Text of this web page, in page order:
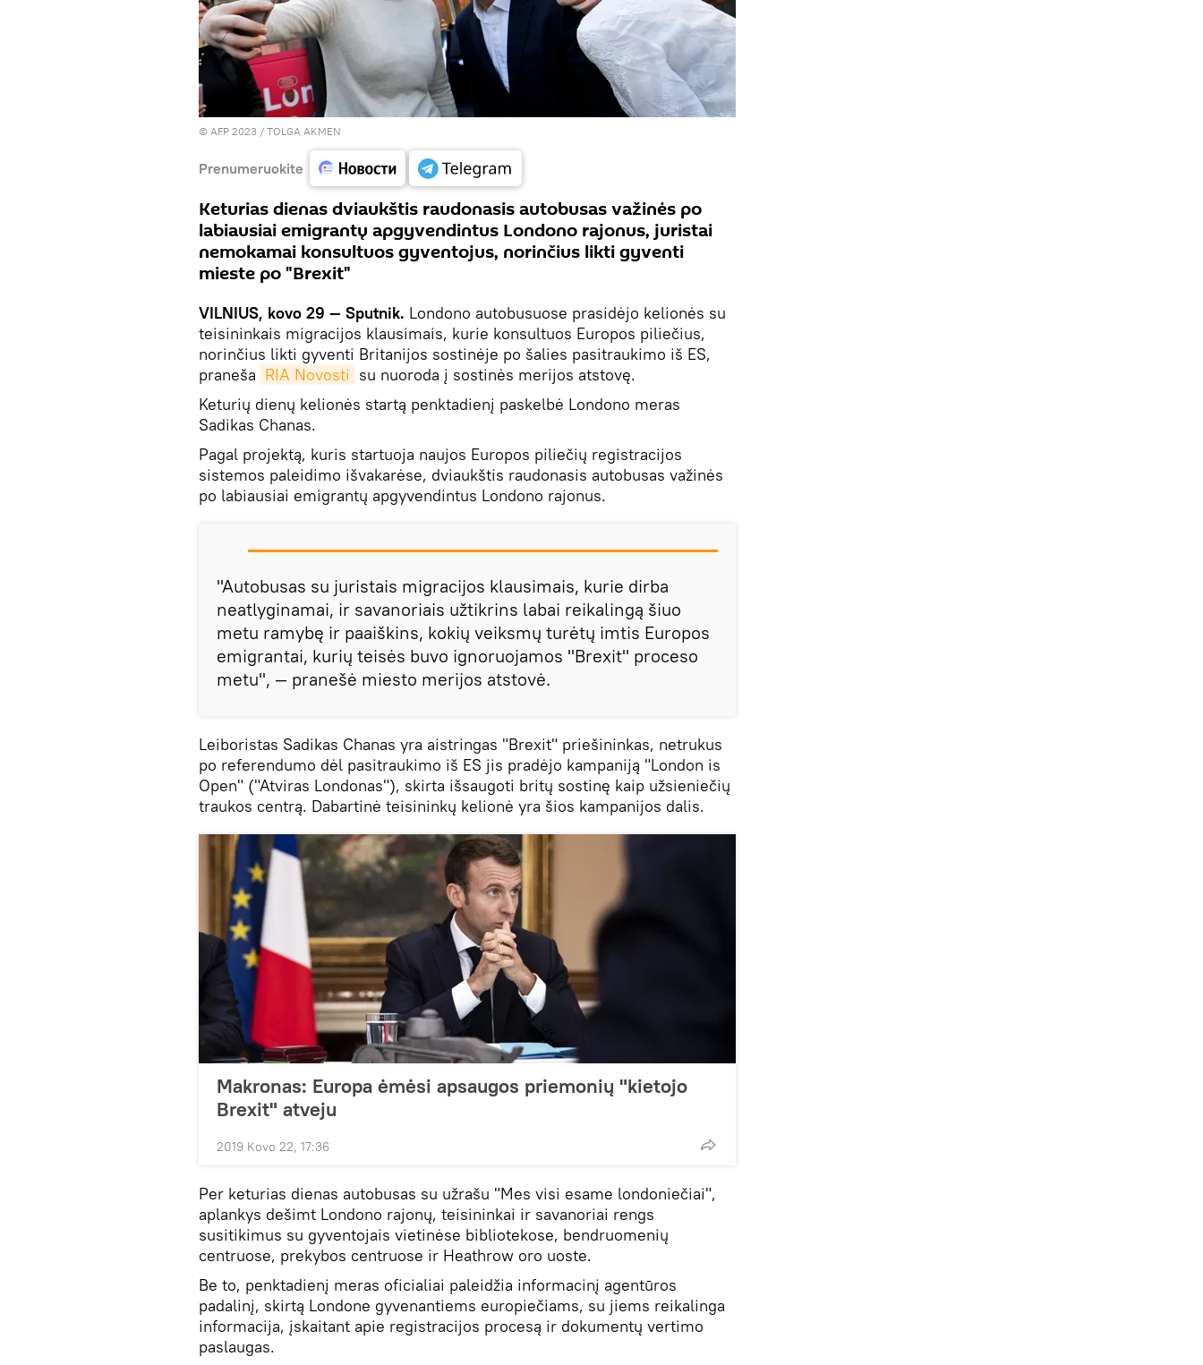
© AFP 2023 / TOLGA AKMEN
Prenumeruokite
Keturias dienas dviaukštis raudonasis autobusas važinės po
labiausiai emigrantų apgyvendintus Londono rajonus, juristai
nemokamai konsultuos gyventojus, norinčius likti gyventi
mieste po "Brexit"
VILNIUS, kovo 29 — Sputnik. Londono autobusuose prasidėjo kelionės su
teisininkais migracijos klausimais, kurie konsultuos Europos piliečius,
norinčius likti gyventi Britanijos sostinėje po šalies pasitraukimo iš ES,
praneša RIA Novosti su nuoroda į sostinės merijos atstovę.
Keturių dienų kelionės startą penktadienį paskelbė Londono meras
Sadikas Chanas.
Pagal projektą, kuris startuoja naujos Europos piliečių registracijos
sistemos paleidimo išvakarėse, dviaukštis raudonasis autobusas važinės
po labiausiai emigrantų apgyvendintus Londono rajonus.
"Autobusas su juristais migracijos klausimais, kurie dirba
neatlyginamai, ir savanoriais užtikrins labai reikalingą šiuo
metu ramybę ir paaiškins, kokių veiksmų turėtų imtis Europos
emigrantai, kurių teisės buvo ignoruojamos "Brexit" proceso
metu", — pranešė miesto merijos atstovė.
Leiboristas Sadikas Chanas yra aistringas "Brexit" priešininkas, netrukus
po referendumo dėl pasitraukimo iš ES jis pradėjo kampaniją "London is
Open" ("Atviras Londonas"), skirta išsaugoti britų sostinę kaip užsieniečių
traukos centrą. Dabartinė teisininkų kelionė yra šios kampanijos dalis.
Makronas: Europa ėmėsi apsaugos priemonių "kietojo
Brexit" atveju
2019 Kovo 22, 17:36
Per keturias dienas autobusas su užrašu "Mes visi esame londoniečiai",
aplankys dešimt Londono rajonų, teisininkai ir savanoriai rengs
susitikimus su gyventojais vietinėse bibliotekose, bendruomenių
centruose, prekybos centruose ir Heathrow oro uoste.
Be to, penktadienį meras oficialiai paleidžia informacinį agentūros
padalinį, skirtą Londone gyvenantiems europiečiams, su jiems reikalinga
informacija, įskaitant apie registracijos procesą ir dokumentų vertimo
paslaugas.